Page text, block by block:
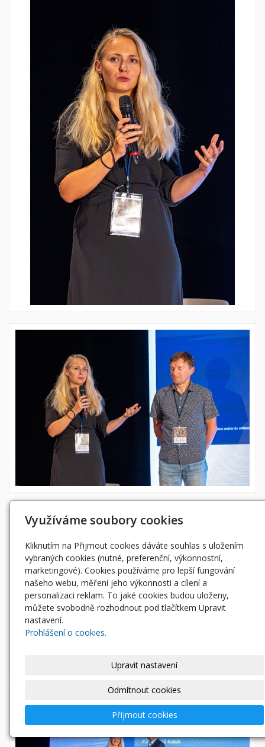
Využíváme soubory cookies
Kliknutím na Přijmout cookies dáváte souhlas s uložením
vybraných cookies (nutné, preferenční, výkonnostní,
marketingové). Cookies používáme pro lepší fungování
našeho webu, měření jeho výkonnosti a cílení a
personalizaci reklam. To jaké cookies budou uloženy,
můžete svobodně rozhodnout pod tlačítkem Upravit
nastavení.
Prohlášení o cookies.
Upravit nastavení
Odmítnout cookies
Přijmout cookies